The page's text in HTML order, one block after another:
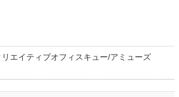
エイティブオフィスキュー/アミューズ